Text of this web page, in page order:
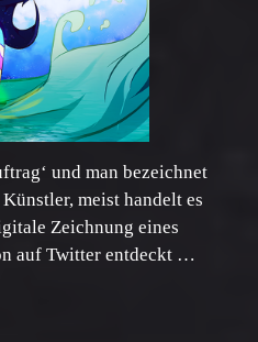
und man bezeichnet
meist handelt es
Zeichnung eines
auf Twitter entdeckt …